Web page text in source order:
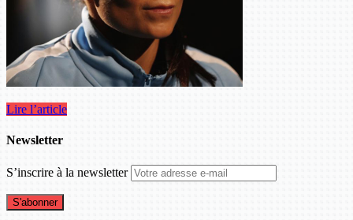
Lire l’article
Newsletter
S’inscrire à la newsletter